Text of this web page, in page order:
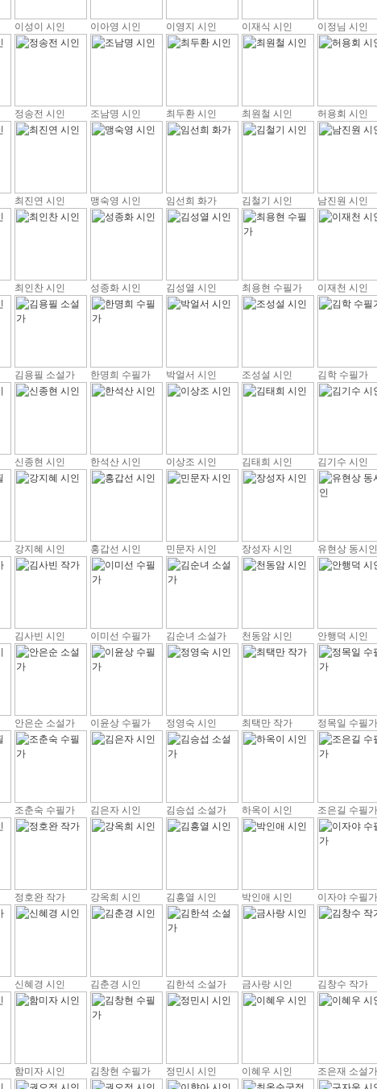
이성이 시인 이아영 시인 이영지 시인 이재식 시인 이정님 시인
정송전 시인 조남명 시인 최두환 시인 최원철 시인 허용회 시인
최진연 시인 맹숙영 시인 임선희 화가 김철기 시인 남진원 시인
최인찬 시인 성종화 시인 김성열 시인 최용현 수필가 이재천 시인
김용필 소설가 한명희 수필가 박얼서 시인 조성설 시인 김학 수필가
신종현 시인 한석산 시인 이상조 시인 김태희 시인 김기수 시인
강지혜 시인 홍갑선 시인 민문자 시인 장성자 시인 유현상 동시인
김사빈 시인 이미선 수필가 김순녀 소설가 천동암 시인 안행덕 시인
안은순 소설가 이윤상 수필가 정영숙 시인 최택만 작가 정목일 수필가
조춘숙 수필가 김은자 시인 김승섭 소설가 하옥이 시인 조은길 수필가
정호완 작가 강옥희 시인 김흥열 시인 박인애 시인 이자야 수필가
신혜경 시인 김춘경 시인 김한석 소설가 금사랑 시인 김창수 작가
함미자 시인 김창현 수필가 정민시 시인 이혜우 시인 조은재 소설가